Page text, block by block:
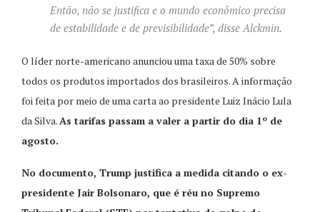
Então, não se justifica e o mundo econômico precisa
de estabilidade e de previsibilidade”, disse Alckmin.
O líder norte-americano anunciou uma taxa de 50% sobre
todos os produtos importados dos brasileiros. A informação
foi feita por meio de uma carta ao presidente Luiz Inácio Lula
da Silva.As tarifas passam a valer a partir do dia 1º de
agosto.
No documento, Trump justifica a medida citando o ex-
presidente Jair Bolsonaro, que é réu no Supremo